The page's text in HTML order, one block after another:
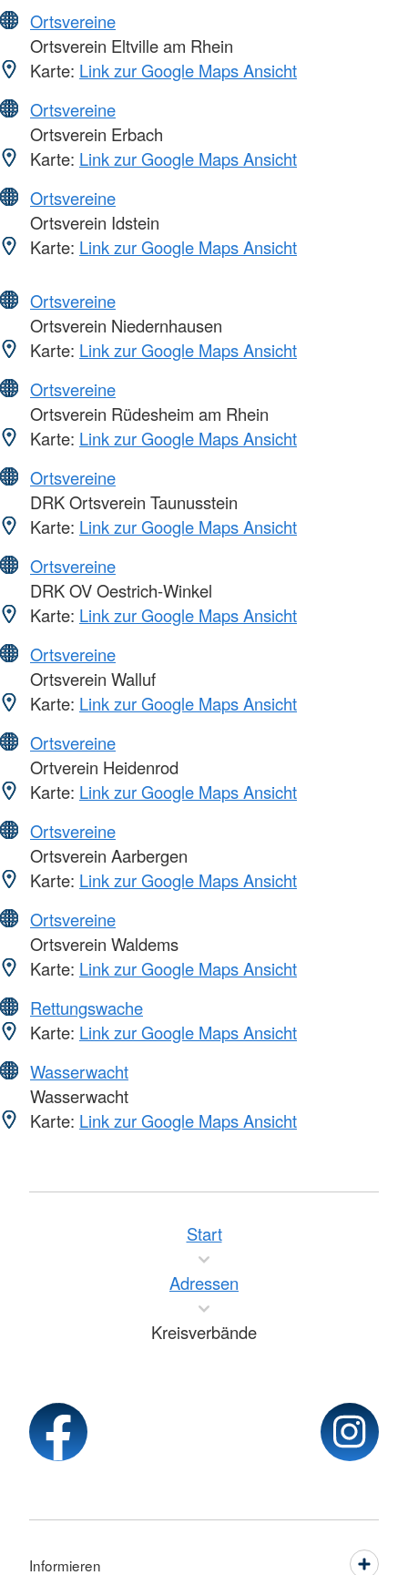
Ortsvereine
Ortsverein Eltville am Rhein
Karte: Link zur Google Maps Ansicht
Ortsvereine
Ortsverein Erbach
Karte: Link zur Google Maps Ansicht
Ortsvereine
Ortsverein Idstein
Karte: Link zur Google Maps Ansicht
Ortsvereine
Ortsverein Niedernhausen
Karte: Link zur Google Maps Ansicht
Ortsvereine
Ortsverein Rüdesheim am Rhein
Karte: Link zur Google Maps Ansicht
Ortsvereine
DRK Ortsverein Taunusstein
Karte: Link zur Google Maps Ansicht
Ortsvereine
DRK OV Oestrich-Winkel
Karte: Link zur Google Maps Ansicht
Ortsvereine
Ortsverein Walluf
Karte: Link zur Google Maps Ansicht
Ortsvereine
Ortverein Heidenrod
Karte: Link zur Google Maps Ansicht
Ortsvereine
Ortsverein Aarbergen
Karte: Link zur Google Maps Ansicht
Ortsvereine
Ortsverein Waldems
Karte: Link zur Google Maps Ansicht
Rettungswache
Karte: Link zur Google Maps Ansicht
Wasserwacht
Wasserwacht
Karte: Link zur Google Maps Ansicht
Start
Adressen
Kreisverbände
Informieren